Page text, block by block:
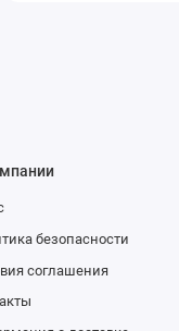
безопасности
соглашения